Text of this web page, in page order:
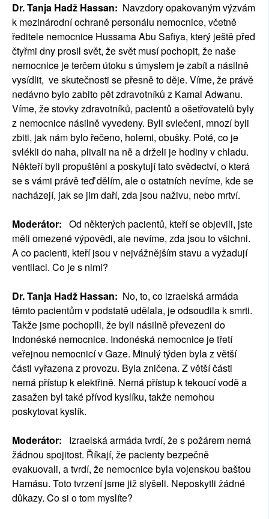
Dr. Tanja Hadž Hassan: Navzdory opakovaným výzvám
k mezinárodní ochraně personálu nemocnice, včetně
ředitele nemocnice Hussama Abu Safiya, který ještě před
čtyřmi dny prosil svět, že svět musí pochopit, že naše
nemocnice je terčem útoku s úmyslem je zabít a násilně
vysídlit, ve skutečnosti se přesně to děje. Víme, že právě
nedávno bylo zabito pět zdravotníků z Kamal Adwanu.
Víme, že stovky zdravotníků, pacientů a ošetřovatelů byly
z nemocnice násilně vyvedeny. Byli svlečeni, mnozí byli
zbiti, jak nám bylo řečeno, holemi, obušky. Poté, co je
svlékli do naha, plivali na ně a drželi je hodiny v chladu.
Někteří byli propuštěni a poskytují tato svědectví, o která
se s vámi právě teď dělím, ale o ostatních nevíme, kde se
nacházejí, jak se jim daří, zda jsou naživu, nebo mrtví.
Moderátor: Od některých pacientů, kteří se objevili, jste
měli omezené výpovědi, ale nevíme, zda jsou to všichni.
A co pacienti, kteří jsou v nejvážnějším stavu a vyžadují
ventilaci. Co je s nimi?
Dr. Tanja Hadž Hassan: No, to, co izraelská armáda
těmto pacientům v podstatě udělala, je odsoudila k smrti.
Takže jsme pochopili, že byli násilně převezeni do
Indonéské nemocnice. Indonéská nemocnice je třetí
veřejnou nemocnicí v Gaze. Minulý týden byla z větší
části vyřazena z provozu. Byla zničena. Z větší části
nemá přístup k elektřině. Nemá přístup k tekoucí vodě a
zasažen byl také přívod kyslíku, takže nemohou
poskytovat kyslík.
Moderátor: Izraelská armáda tvrdí, že s požárem nemá
žádnou spojitost. Říkají, že pacienty bezpečně
evakuovali, a tvrdí, že nemocnice byla vojenskou baštou
Hamásu. Toto tvrzení jsme již slyšeli. Neposkytli žádné
důkazy. Co si o tom myslíte?